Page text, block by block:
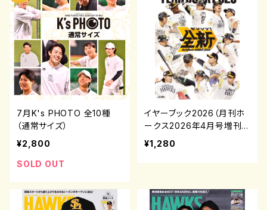
7月K's PHOTO 全10種
（通常サイズ）
¥2,800
SOLD OUT
イヤーブック2026（月刊ホ
ークス2026年4月号増刊）
¥1,280